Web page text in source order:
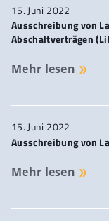
15. Juni 2022
Ausschreibung von
Abschaltverträgen
Mehr lesen
15. Juni 2022
Ausschreibung von
Mehr lesen